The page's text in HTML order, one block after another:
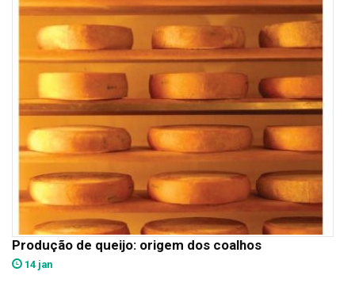
Produção de queijo: origem dos coalhos
14 jan